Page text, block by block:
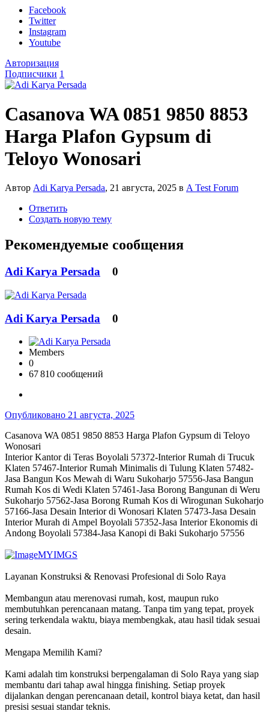
Facebook
Twitter
Instagram
Youtube
Авторизация
Подписчики 1
Casanova WA 0851 9850 8853
Harga Plafon Gypsum di
Teloyo Wonosari
Автор Adi Karya Persada, 21 августа, 2025 в A Test Forum
Ответить
Создать новую тему
Рекомендуемые сообщения
Adi Karya Persada 0
Adi Karya Persada 0
Members
0
67 810 сообщений
Опубликовано 21 августа, 2025
Casanova WA 0851 9850 8853 Harga Plafon Gypsum di Teloyo
Wonosari
Interior Kantor di Teras Boyolali 57372-Interior Rumah di Trucuk
Klaten 57467-Interior Rumah Minimalis di Tulung Klaten 57482-
Jasa Bangun Kos Mewah di Waru Sukoharjo 57556-Jasa Bangun
Rumah Kos di Wedi Klaten 57461-Jasa Borong Bangunan di Weru
Sukoharjo 57562-Jasa Borong Rumah Kos di Wirogunan Sukoharjo
57166-Jasa Desain Interior di Wonosari Klaten 57473-Jasa Desain
Interior Murah di Ampel Boyolali 57352-Jasa Interior Ekonomis di
Andong Boyolali 57384-Jasa Kanopi di Baki Sukoharjo 57556
MYIMGS
Layanan Konstruksi & Renovasi Profesional di Solo Raya
Membangun atau merenovasi rumah, kost, maupun ruko
membutuhkan perencanaan matang. Tanpa tim yang tepat, proyek
sering terkendala waktu, biaya membengkak, atau hasil tidak sesuai
desain.
Mengapa Memilih Kami?
Kami adalah tim konstruksi berpengalaman di Solo Raya yang siap
membantu dari tahap awal hingga finishing. Setiap proyek
dijalankan dengan perencanaan detail, kontrol biaya ketat, dan hasil
presisi sesuai standar teknis.